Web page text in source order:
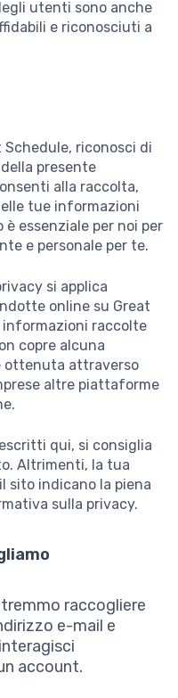
utenti sono anche
e riconosciuti a
riconosci di
presente
alla raccolta,
tue informazioni
essenziale per noi per
e personale per te.
si applica
online su Great
informazioni raccolte
copre alcuna
ottenuta attraverso
altre piattaforme
qui, si consiglia
Altrimenti, la tua
sito indicano la piena
sulla privacy.
raccogliere
e-mail e
account.